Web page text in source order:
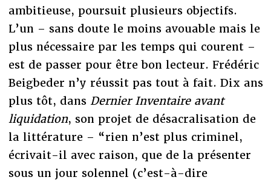
ambitieuse, poursuit plusieurs objectifs.
L’un – sans doute le moins avouable mais le
plus nécessaire par les temps qui courent –
est de passer pour être bon lecteur. Frédéric
Beigbeder n’y réussit pas tout à fait. Dix ans
plus tôt, dans Dernier Inventaire avant
liquidation, son projet de désacralisation de
la littérature – “rien n’est plus criminel,
écrivait-il avec raison, que de la présenter
sous un jour solennel (c’est-à-dire